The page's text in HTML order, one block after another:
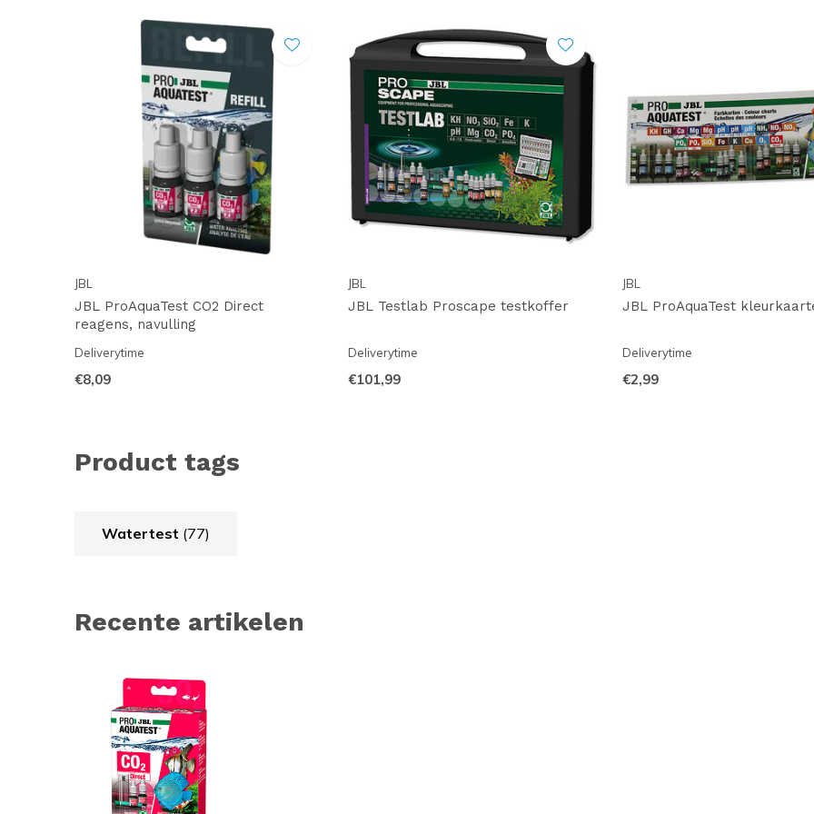
JBL
JBL ProAquaTest CO2 Direct
reagens, navulling
Deliverytime
€8,09
JBL
JBL Testlab Proscape testkoffer
Deliverytime
€101,99
JBL
JBL ProAquaTest
Deliverytime
€2,99
Product tags
Watertest (77)
Recente artikelen